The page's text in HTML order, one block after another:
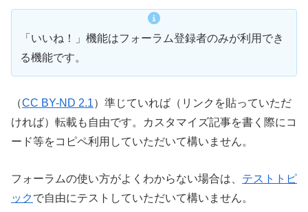
「いいね！」機能はフォーラム登録者のみが利用でき
る機能です。
（CC BY-ND 2.1）準じていれば（リンクを貼っていただ
ければ）転載も自由です。カスタマイズ記事を書く際にコ
ード等をコピペ利用していただいて構いません。
フォーラムの使い方がよくわからない場合は、 テストトピ
ックで自由にテストしていただいて構いません。